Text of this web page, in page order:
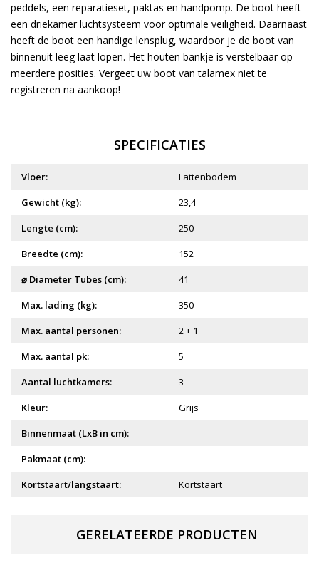
peddels, een reparatieset, paktas en handpomp. De boot heeft
een driekamer luchtsysteem voor optimale veiligheid. Daarnaast
heeft de boot een handige lensplug, waardoor je de boot van
binnenuit leeg laat lopen. Het houten bankje is verstelbaar op
meerdere posities. Vergeet uw boot van talamex niet te
registreren na aankoop!
SPECIFICATIES
Vloer:
Lattenbodem
Gewicht (kg):
23,4
Lengte (cm):
250
Breedte (cm):
152
⌀ Diameter Tubes (cm):
41
Max. lading (kg):
350
Max. aantal personen:
2 + 1
Max. aantal pk:
5
Aantal luchtkamers:
3
Kleur:
Grijs
Binnenmaat (LxB in cm):
Pakmaat (cm):
Kortstaart/langstaart:
Kortstaart
GERELATEERDE PRODUCTEN